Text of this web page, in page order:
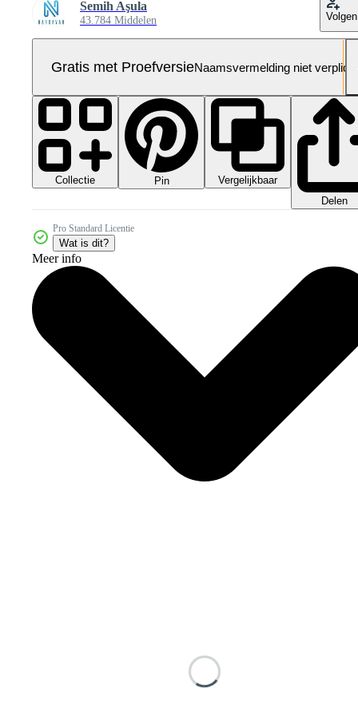
Semih Aşula
43.784 Middelen Volgen
Gratis met ProefversieNaamsvermelding niet verplicht
Collectie Pin
Vergelijkbaar
Delen
Pro Standard Licentie
Wat is dit?
Meer info